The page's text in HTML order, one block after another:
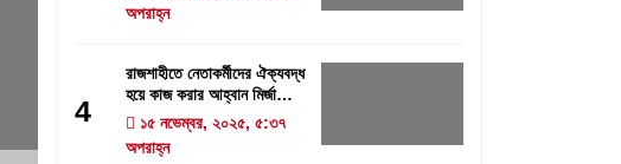
অপরাহ্ন
4
রাজশাহীতে নেতাকর্মীদের ঐক্যবদ্ধ
হয়ে কাজ করার আহ্বান মির্জা
ফখরুলের
১৫ নভেম্বর, ২০২৫, ৫:৩৭
অপরাহ্ন